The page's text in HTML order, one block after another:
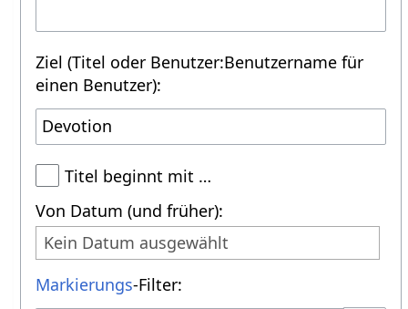
Ziel (Titel oder Benutzer:Benutzername für
einen Benutzer):
Titel beginnt mit …
Von Datum (und früher):
Kein Datum ausgewählt
Markierungs-Filter: